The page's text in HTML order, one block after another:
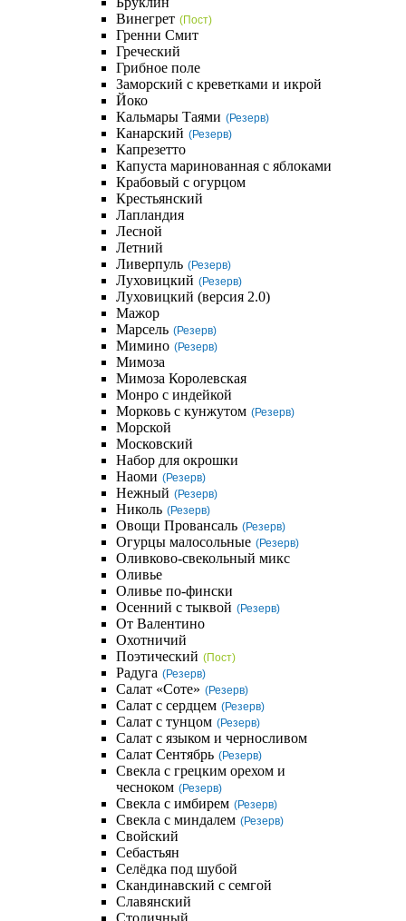
Винегрет (Пост)
Гренни Смит
Греческий
Грибное поле
Заморский с креветками и икрой
Йоко
Кальмары Таями (Резерв)
Канарский (Резерв)
Капрезетто
Капуста маринованная с яблоками
Крабовый с огурцом
Крестьянский
Лапландия
Лесной
Летний
Ливерпуль (Резерв)
Луховицкий (Резерв)
Луховицкий (версия 2.0)
Мажор
Марсель (Резерв)
Мимино (Резерв)
Мимоза
Мимоза Королевская
Монро с индейкой
Морковь с кунжутом (Резерв)
Морской
Московский
Набор для окрошки
Наоми (Резерв)
Нежный (Резерв)
Николь (Резерв)
Овощи Провансаль (Резерв)
Огурцы малосольные (Резерв)
Оливково-свекольный микс
Оливье
Оливье по-фински
Осенний с тыквой (Резерв)
От Валентино
Охотничий
Поэтический (Пост)
Радуга (Резерв)
Салат «Соте» (Резерв)
Салат с сердцем (Резерв)
Салат с тунцом (Резерв)
Салат с языком и черносливом
Салат Сентябрь (Резерв)
Свекла с грецким орехом и
чесноком (Резерв)
Свекла с имбирем (Резерв)
Свекла с миндалем (Резерв)
Свойский
Себастьян
Селёдка под шубой
Скандинавский с семгой
Славянский
Столичный